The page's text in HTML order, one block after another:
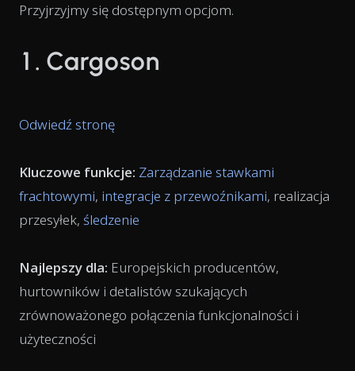
Przyjrzyjmy się dostępnym opcjom.
1. Cargoson
Odwiedź stronę
Kluczowe funkcje: Zarządzanie stawkami
frachtowymi, integracje z przewoźnikami, realizacja
przesyłek, śledzenie
Najlepszy dla: Europejskich producentów,
hurtowników i detalistów szukających
zrównoważonego połączenia funkcjonalności i
użyteczności